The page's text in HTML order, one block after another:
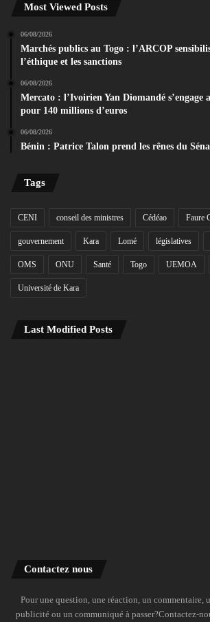
Most Viewed Posts
06/08/2026
Marchés publics au Togo : l’ARCOP
l’éthique et les sanctions
06/08/2026
Mercato : l’Ivoirien Yan Diomandé s’engage
pour 140 millions d’euros
06/08/2026
Bénin : Patrice Talon prend les rênes du
Tags
CENI conseil des ministres Cédéao Faure
gouvernement Kara Lomé législatives
OMS ONU Santé Togo UEMOA
Université de Kara
Last Modified Posts
Contactez nous
Pour une question, une réaction, un commentaire,
publicité ou un communiqué à passer?Contactez-